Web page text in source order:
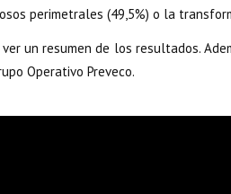
perimetrales (49,5%) o la
un resumen de los resultados.
Operativo Preveco.